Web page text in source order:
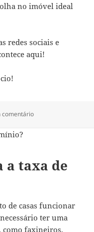
no imóvel ideal
redes sociais e
aqui!
comentárioem Tudo o que você
a taxa de
de casas funcionar
ter uma
como faxineiros,